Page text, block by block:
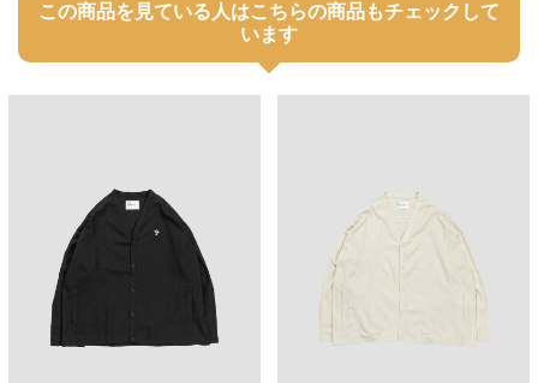
この商品を見ている人はこちらの商品もチェックして
います